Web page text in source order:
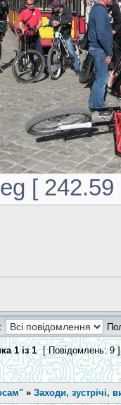
[
1із1 [ Повідомлень: 9
» Заходи, зустрічі,